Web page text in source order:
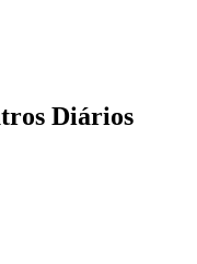
Diários